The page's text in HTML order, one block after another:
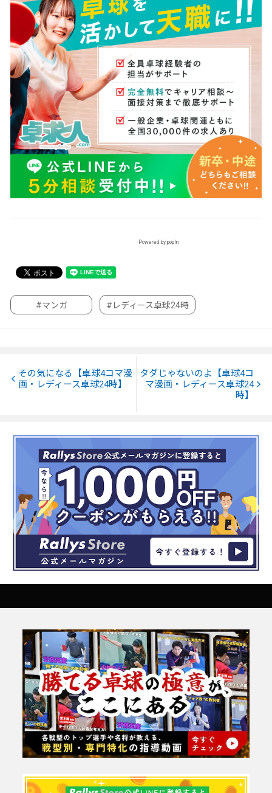
Powered by popIn
#マンガ #レディース卓球24時
その気になる【卓球4コマ漫
画・レディース卓球24時】
タダじゃないのよ【卓球4コ
マ漫画・レディース卓球24
時】